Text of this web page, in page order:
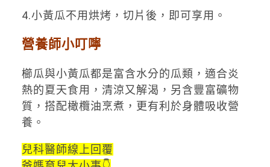
4.小黃瓜不用烘烤，切片後，即可享用。
營養師小叮嚀
櫛瓜與小黃瓜都是富含水分的瓜類，適合炎
熱的夏天食用，清涼又解渴，另含豐富礦物
質，搭配橄欖油烹煮，更有利於身體吸收營
養。
兒科醫師線上回覆